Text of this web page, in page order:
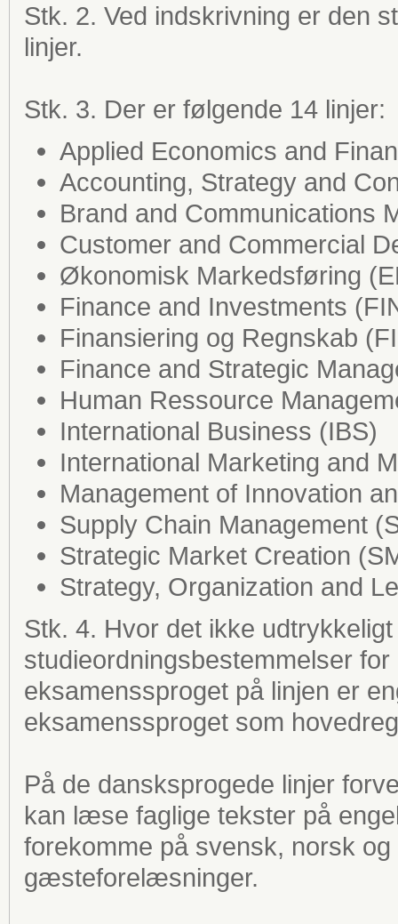
Stk. 2. Ved indskrivning er den
linjer.
Stk. 3. Der er følgende 14 linjer:
Applied Economics and
Accounting, Strategy and
Brand and Communications
Customer and Commercial
Økonomisk Markedsføring
Finance and Investments
Finansiering og Regnskab
Finance and Strategic
Human Ressource
International Business (IBS)
International Marketing and
Management of Innovation
Supply Chain Management
Strategic Market Creation
Strategy, Organization and
Stk. 4. Hvor det ikke
studieordningsbestemmelser
eksamenssproget på linjen er
eksamenssproget
På de dansksprogede linjer
kan læse faglige tekster på
forekomme på svensk, norsk
gæsteforelæsninger.